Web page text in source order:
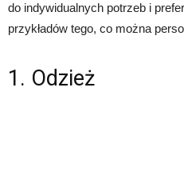
do indywidualnych potrzeb i
przykładów tego, co można
1. Odzież